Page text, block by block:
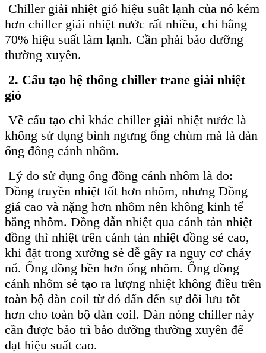
Chiller giải nhiệt gió hiệu suất lạnh của nó kém
hơn chiller giải nhiệt nước rất nhiều, chỉ bằng
70% hiệu suất làm lạnh. Cần phải bảo dưỡng
thường xuyên.
2. Cấu tạo hệ thống chiller trane giải nhiệt
gió
Về cấu tạo chỉ khác chiller giải nhiệt nước là
không sử dụng bình ngưng ống chùm mà là dàn
ống đồng cánh nhôm.
Lý do sử dụng ống đồng cánh nhôm là do:
Đồng truyền nhiệt tốt hơn nhôm, nhưng Đồng
giá cao và nặng hơn nhôm nên không kinh tế
bằng nhôm. Đồng dẫn nhiệt qua cánh tản nhiệt
đồng thì nhiệt trên cánh tản nhiệt đồng sẻ cao,
khi đặt trong xưởng sẻ dễ gây ra nguy cơ cháy
nổ. Ống đồng bền hơn ống nhôm. Ống đồng
cánh nhôm sẻ tạo ra lượng nhiệt không điều trên
toàn bộ dàn coil từ đó dẩn đến sự đối lưu tốt
hơn cho toàn bộ dàn coil. Dàn nóng chiller này
cần được bảo trì bảo dưỡng thường xuyên để
đạt hiệu suất cao.